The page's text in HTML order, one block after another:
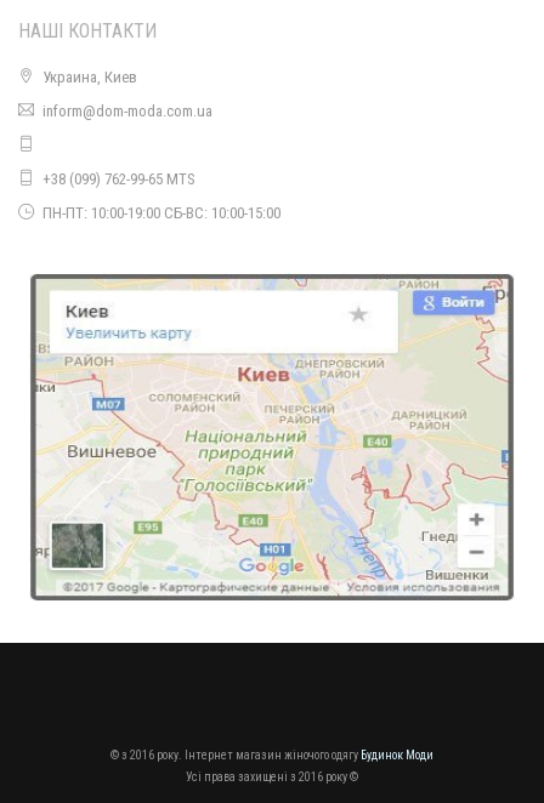
Стильне жіноче плаття в класичному стилі із брошкою
Стильне плаття жіноче з мереживним рукавом
Стильне жіноче плаття із накидкою
700.00грн.
Жіноче стильне пальто із пишною спідницею і поясом
НАШІ КОНТАКТИ
Украина, Киев
inform@dom-moda.com.ua
+38 (099) 762-99-65 MTS
ПН-ПТ: 10:00-19:00 СБ-ВС: 10:00-15:00
© з 2016 року. Інтернет магазин жіночого одягу Будинок Моди
Усі права захищені з 2016 року ©